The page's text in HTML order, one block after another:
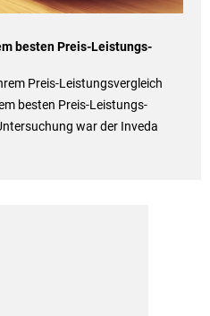
besten Preis-Leistungs-
Preis-Leistungsvergleich
besten Preis-Leistungs-
war der Inveda